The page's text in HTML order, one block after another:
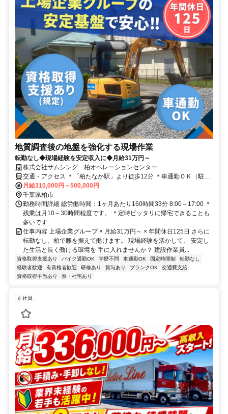
地質調査後の地盤を強化する現場作業
転勤なし◆現場経験を安定収入に◆月給31万円～
株式会社サムシング 柏オペレーションセンター
交通・アクセス ＊「柏たなか駅」より徒歩12分 ＊車通勤ＯＫ（駐車
場完備）＊転勤なし！
月給310,000円～500,000円
千葉県柏市
勤務時間詳細 総労働時間：1ヶ月あたり160時間33分 8:00～17:00 ＊
残業は月10～30時間程度です。 ＊定時ピッタリに帰宅できることも
多いです
仕事内容 上場企業グループ × 月給31万円～ × 年間休日125日 さらに
転勤なし。柏で腰を据えて働けます。 現場経験を活かして、 安定し
た生活と長く働ける環境を 手に入れませんか？ 建設作業員...
資格取得支援あり バイク通勤OK 学歴不問 車通勤OK 固定時間制
転勤なし
経験者歓迎
有資格者歓迎 研修あり 賞与あり ブランクOK
交通費支給
資格取得手当あり
寮・社宅あり
正社員